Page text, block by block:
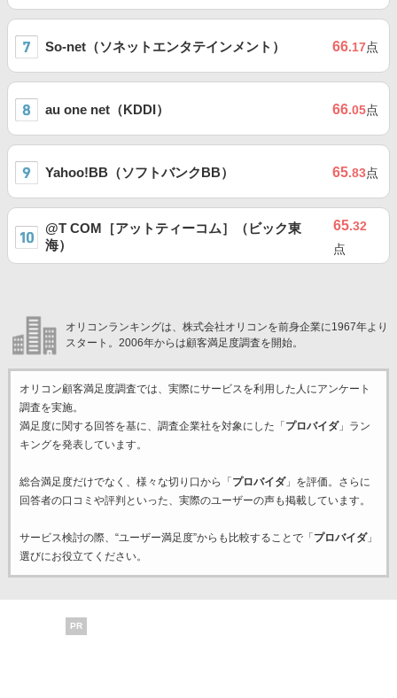
So-net（ソネットエンタテインメント） 66.17点
au one net（KDDI） 66.05点
Yahoo!BB（ソフトバンクBB） 65.83点
@T COM［アットティーコム］（ビック東
海）
65.32
点
オリコンランキングは、株式会社オリコンを前身企業に1967年より
スタート。2006年からは顧客満足度調査を開始。
オリコン顧客満足度調査では、実際にサービスを利用した 人にアンケート
調査を実施。
満足度に関する回答を基に、調査企業社を対象にした「 プロバイダ」ラン
キングを発表しています。
総合満足度だけでなく、様々な切り口から「 プロバイダ」を評価。さらに
回答者の口コミや評判といった、実際のユーザーの声も掲載しています。
サービス検討の際、“ユーザー満足度”からも比較することで「 プロバイダ」
選びにお役立てください。
PR